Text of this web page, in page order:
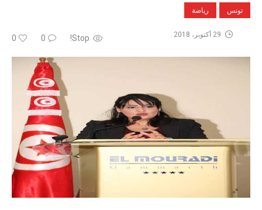
تونس رياضة
Stop!
0
0 29 أكتوبر، 2018